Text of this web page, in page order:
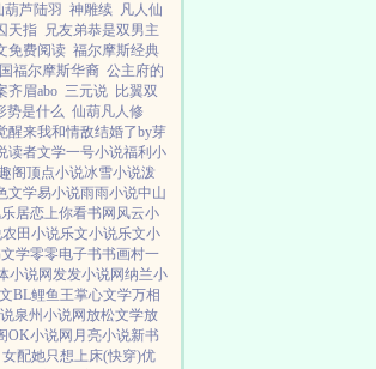
葫芦陆羽 神雕续 凡人仙
天指 兄友弟恭是双男主
免费阅读 福尔摩斯经典
福尔摩斯华裔 公主府的
齐眉abo 三元说 比翼双
势是什么 仙葫凡人修
醒来我和情敌结婚了by芽
读者文学一号小说福利小
阁顶点小说冰雪小说泼
文学易小说雨雨小说中山
居恋上你看书网 风云小
农田小说乐文小说乐文小
学零零电子书书画村一
小说网发发小说网纳兰小
BL鲤鱼王掌心文学万相
泉州小说网放松文学放
OK小说网 月亮小说新书
女配她只想上床(快穿)优